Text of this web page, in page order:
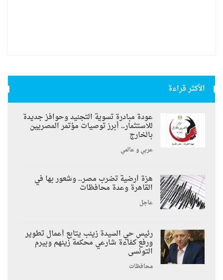
الأكثر قراءة
عودة مبادرة تسوية التجنيد وحوافز جديدة
للاستثمار.. أبرز توصيات مؤتمر المصريين
بالخارج
عربي و عالمي
هزة أرضية تضرب مصر.. وشعور بها في
القاهرة وعدة محافظات
عاجل
رئيس حي السيدة زينب يتابع أعمال تطوير
ورفع كفاءة شارعي محكمة زينهم وبيرم
التونسى
محافظات